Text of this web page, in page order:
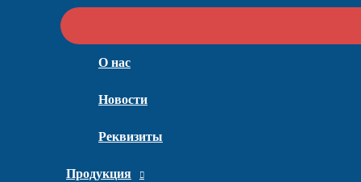
О нас
Новости
Реквизиты
Продукция